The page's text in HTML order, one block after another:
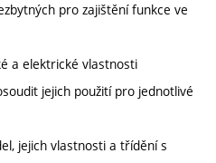
pro zajištění funkce ve
a elektrické vlastnosti
jejich použití pro jednotlivé
jejich vlastnosti a třídění s